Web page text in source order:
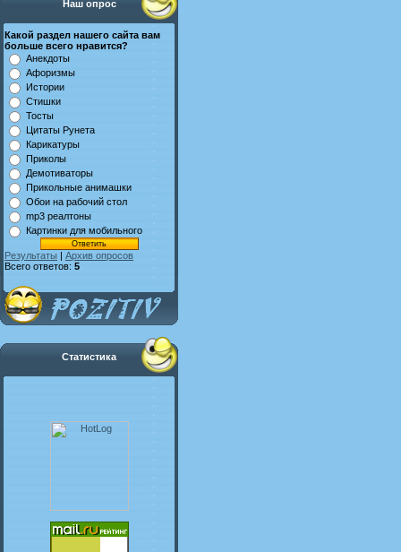
Наш опрос
Какой раздел нашего сайта вам
больше всего нравится?
Анекдоты
Афоризмы
Истории
Стишки
Тосты
Цитаты Рунета
Карикатуры
Приколы
Демотиваторы
Прикольные анимашки
Обои на рабочий стол
mp3 реалтоны
Картинки для мобильного
Результаты | Архив опросов
Всего ответов: 5
Статистика